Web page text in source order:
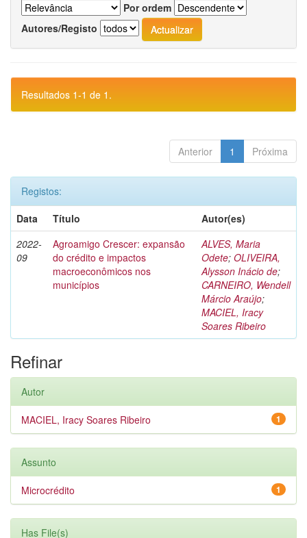
Por ordem
Autores/Registo
Resultados 1-1 de 1.
Anterior 1 Próxima
Registos:
Data
Título
Autor(es)
2022-
09
Agroamigo Crescer: expansão
do crédito e impactos
macroeconômicos nos
municípios
ALVES, Maria
Odete; OLIVEIRA,
Alysson Inácio de;
CARNEIRO, Wendell
Márcio Araújo;
MACIEL, Iracy
Soares Ribeiro
Refinar
Autor
1
MACIEL, Iracy Soares Ribeiro
Assunto
1
Microcrédito
Has File(s)